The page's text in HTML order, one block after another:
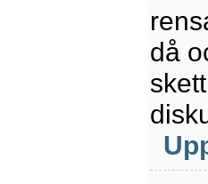
då